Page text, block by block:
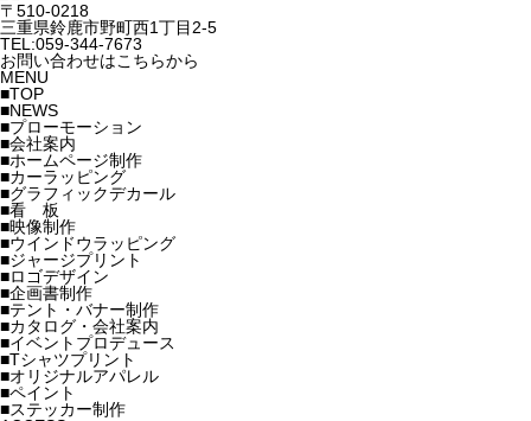
〒510-0218
三重県鈴鹿市野町西1丁目2-5
TEL:059-344-7673
お問い合わせはこちらから
MENU
■TOP
■NEWS
■プローモーション
■会社案内
■ホームページ制作
■カーラッピング
■グラフィックデカール
■看 板
■映像制作
■ウインドウラッピング
■ジャージプリント
■ロゴデザイン
■企画書制作
■テント・バナー制作
■カタログ・会社案内
■イベントプロデュース
■Tシャツプリント
■オリジナルアパレル
■ペイント
■ステッカー制作